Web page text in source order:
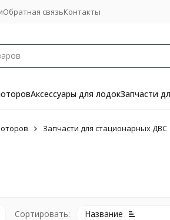
Обратная связьКонтакты
Аксессуары для лодокЗапчасти
Запчасти для стационарных ДВС
Сортировать: Название